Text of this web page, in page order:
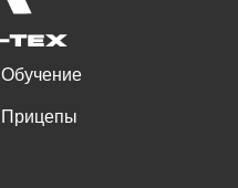
Обучение
Прицепы